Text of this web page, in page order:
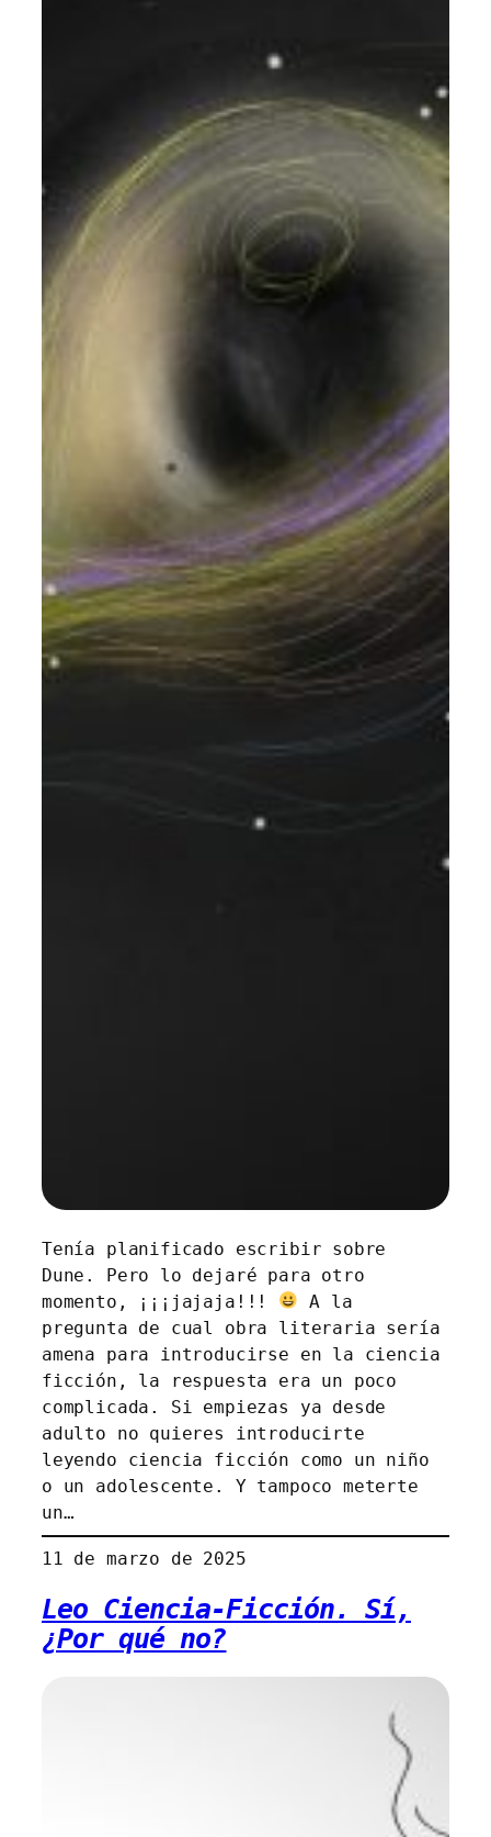
Tenía planificado escribir sobre
Dune. Pero lo dejaré para otro
momento, ¡¡¡jajaja!!!
A la
pregunta de cual obra literaria sería
amena para introducirse en la ciencia
ficción, la respuesta era un poco
complicada. Si empiezas ya desde
adulto no quieres introducirte
leyendo ciencia ficción como un niño
o un adolescente. Y tampoco meterte
un…
11 de marzo de 2025
Leo Ciencia-Ficción. Sí,
¿Por qué no?